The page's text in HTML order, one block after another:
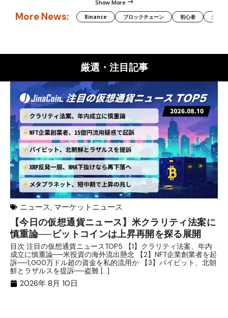
Show More
More News: Binance ブロックチェーン 初心者 米国
厳選・注目記事
ニュース, マーケットニュース
【今日の仮想通貨ニュース】米クラリティ法案に
慎重論──ビットコインは上昇再開を探る展開
目次 注目の仮想通貨ニュースTOP5 【1】クラリティ法案、年内
成立に慎重論──米投資の海外流出懸念 【2】NFT企業創業者を起
訴──1,000万ドル超の資金を私的流用か 【3】バイビット、北朝
鮮とラザルスを提訴──盗難 […]
2026年 8月 10日